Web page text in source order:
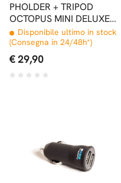
PHOLDER + TRIPOD
OCTOPUS MINI DELUXE
NERO
Disponibile ultimo in stock
(Consegna in 24/48h*)
€ 29,90